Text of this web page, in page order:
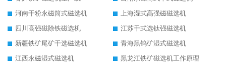
河南干粉永磁筒式磁选机
上海湿式高强磁磁选机
四川高强磁除铁磁选机
江苏干式选钛强磁选机
新疆铁矿尾矿干选磁选机
青海黑钨矿湿式磁选机
江西永磁湿式磁选机
黑龙江铁矿磁选机工作原理